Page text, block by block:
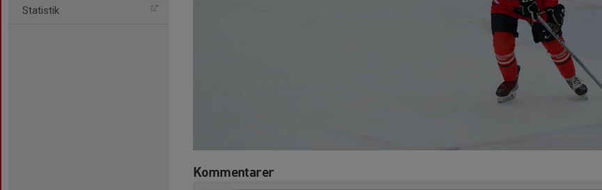
Statistik
Kommentarer